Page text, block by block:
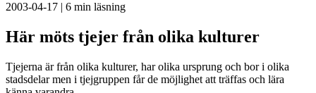
2003-04-17 | 6 min läsning
Här möts tjejer från olika kulturer
Tjejerna är från olika kulturer, har olika ursprung och bor i olika
stadsdelar men i tjejgruppen får de möjlighet att träffas och lära